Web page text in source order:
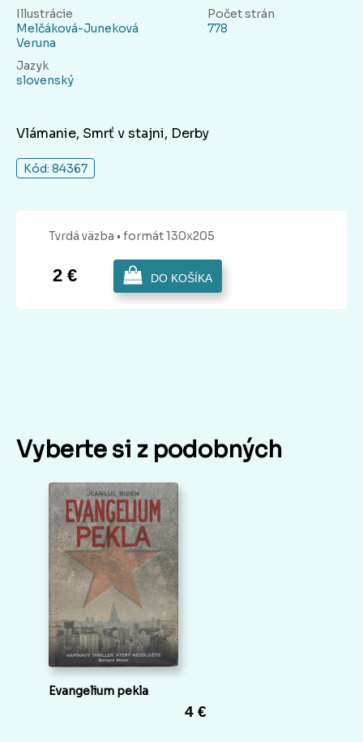
Illustrácie
Melčáková-Juneková
Veruna
Počet strán
778
Jazyk
slovenský
Vlámanie, Smrť v stajni, Derby
Kód: 84367
Tvrdá väzba • formát 130x205
2 € DO KOŠÍKA
Vyberte si z podobných
Evangelium pekla
4 €